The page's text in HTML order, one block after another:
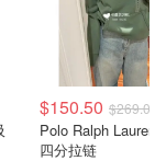
$150.50 $269.00
Polo Ralph Lauren 卫衣
四分拉链